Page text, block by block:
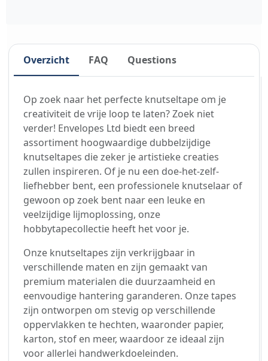
Overzicht FAQ Questions
Op zoek naar het perfecte knutseltape om je
creativiteit de vrije loop te laten? Zoek niet
verder! Envelopes Ltd biedt een breed
assortiment hoogwaardige dubbelzijdige
knutseltapes die zeker je artistieke creaties
zullen inspireren. Of je nu een doe-het-zelf-
liefhebber bent, een professionele knutselaar of
gewoon op zoek bent naar een leuke en
veelzijdige lijmoplossing, onze
hobbytapecollectie heeft het voor je.
Onze knutseltapes zijn verkrijgbaar in
verschillende maten en zijn gemaakt van
premium materialen die duurzaamheid en
eenvoudige hantering garanderen. Onze tapes
zijn ontworpen om stevig op verschillende
oppervlakken te hechten, waaronder papier,
karton, stof en meer, waardoor ze ideaal zijn
voor allerlei handwerkdoeleinden.